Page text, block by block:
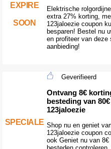
EXPIRE
SOON
Elektrische
extra 27% korting,
123jaloezie coupon
besparen! Bestel nu
en profiteer van deze
aanbieding!
SPECIALE
Geverifieerd
Ontvang 8€
besteding van
123jaloezie
Shop nu en geniet
123jaloezie coupon
ook Geniet nu van 8€